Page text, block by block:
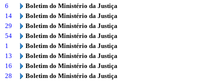
6
Boletim do Ministério da Justiça
14
Boletim do Ministério da Justiça
29
Boletim do Ministério da Justiça
54
Boletim do Ministério da Justiça
1
Boletim do Ministério da Justiça
13
Boletim do Ministério da Justiça
16
Boletim do Ministério da Justiça
28
Boletim do Ministério da Justiça